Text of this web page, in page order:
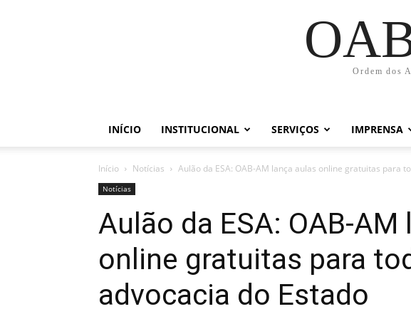
Ordem dos
INÍCIO INSTITUCIONAL SERVIÇOS IMPRENSA
Início Notícias Aulão da ESA: OAB-AM lança aulas online gratuitas para
Notícias
Aulão da ESA: OAB-AM
online gratuitas para
advocacia do Estado